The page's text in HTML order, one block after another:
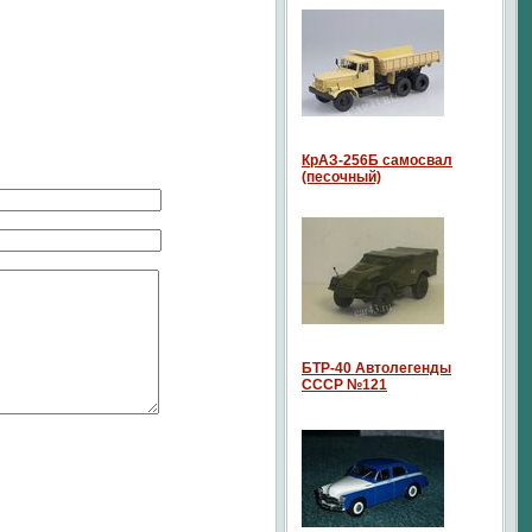
КрАЗ-256Б самосвал
(песочный)
БТР-40 Автолегенды
СССР №121